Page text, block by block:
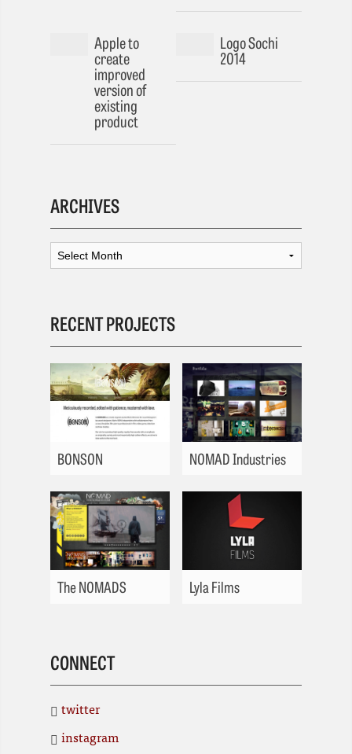
Apple to
create
improved
version of
existing
product
Logo Sochi
2014
ARCHIVES
RECENT PROJECTS
BONSON NOMAD Industries
The NOMADS Lyla Films
CONNECT
twitter
instagram